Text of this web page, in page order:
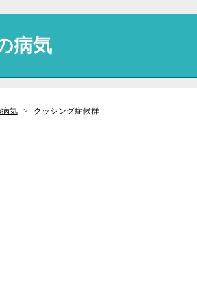
病気
気 クッシング症候群